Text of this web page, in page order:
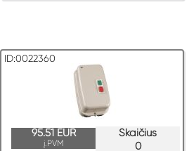
ID:0022360
Skaičius
0
95.51 EUR
į.PVM